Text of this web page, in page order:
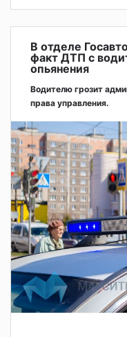
В отделе
факт ДТП с
опьянения
Водителю грозит
права управления.